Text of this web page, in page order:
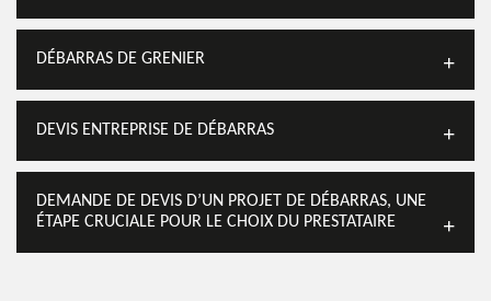
DÉBARRAS DE GRENIER
DEVIS ENTREPRISE DE DÉBARRAS
DEMANDE DE DEVIS D’UN PROJET DE DÉBARRAS, UNE
ÉTAPE CRUCIALE POUR LE CHOIX DU PRESTATAIRE